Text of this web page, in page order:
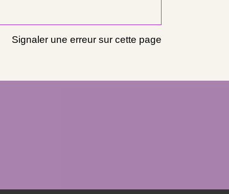
Signaler une erreur sur cette page